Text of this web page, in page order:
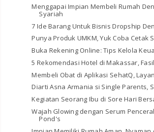
Menggapai Impian Membeli Rumah
Syariah
7 Ide Barang Untuk Bisnis Dropship
Punya Produk UMKM, Yuk Coba Cetak
Buka Rekening Online: Tips Kelola
5 Rekomendasi Hotel di Makassar,
Membeli Obat di Aplikasi SehatQ,
Diarti Asna Armania si Single Parents,
Kegiatan Seorang Ibu di Sore Hari
Wajah Glowing dengan Serum
Pond's